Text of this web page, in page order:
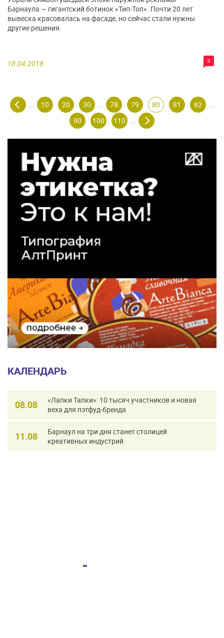
18.04.2018 0
Барнаула — гигантский ботинок «Тип-Топ». Почти 20 лет
вывеска красовалась на фасаде, но сейчас стали нужны
другие решения.
... 10 20 30 ... 78 79 80 81 82
...
90
100 110 ...
КАЛЕНДАРЬ
08.08
«Лапки Тапки»: 10 тысяч участников и новая
веха для пэтфуд-бренда
11.08
Барнаул на три дня станет столицей
креативных индустрий